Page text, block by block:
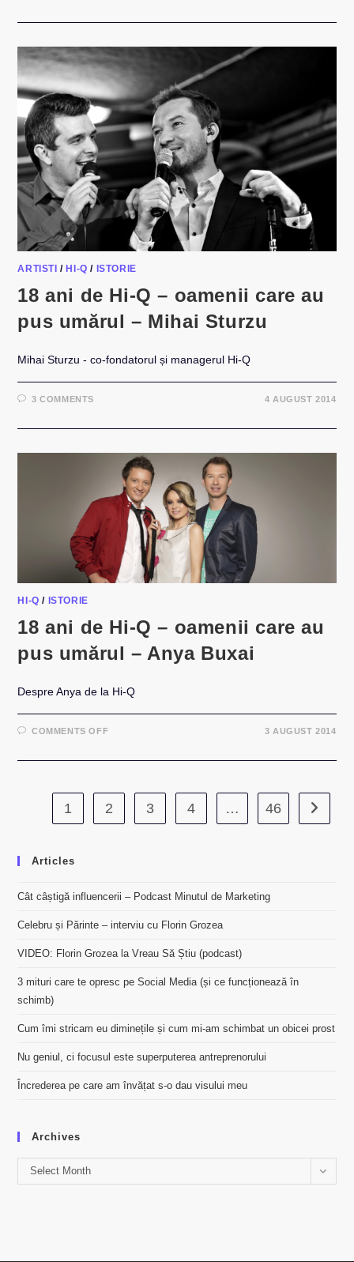
GROZEA
DESPRE
RETRAGEREA
HI-
Q
SI
ALTE
DETALII
“SAVUROASE”
ARTISTI /HI-Q / ISTORIE
18 ani de Hi-Q – oamenii care au
pus umărul – Mihai Sturzu
Mihai Sturzu - co-fondatorul și managerul Hi-Q
3 COMMENTS 4 AUGUST 2014
HI-Q / ISTORIE
18 ani de Hi-Q – oamenii care au
pus umărul – Anya Buxai
Despre Anya de la Hi-Q
COMMENTS OFFON
DE
–
OAMENII
CARE
AU
3 AUGUST 2014
1 2 3 4 … 46 Go to
Articles
Cât câștigă influencerii – Podcast Minutul de Marketing
Celebru și Părinte – interviu cu Florin Grozea
VIDEO: Florin Grozea la Vreau Să Știu (podcast)
3 mituri care te opresc pe Social Media (și ce funcționează în
schimb)
Cum îmi stricam eu diminețile și cum mi-am schimbat un obicei prost
Nu geniul, ci focusul este superputerea antreprenorului
Încrederea pe care am învățat s-o dau visului meu
Archives
Archives
Select Month